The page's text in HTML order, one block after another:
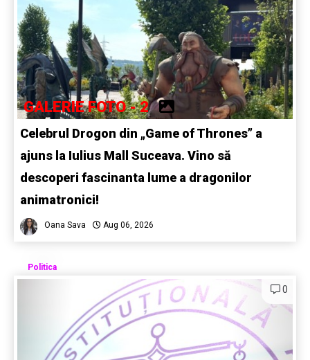
GALERIE FOTO - 2
Celebrul Drogon din „Game of Thrones” a
ajuns la Iulius Mall Suceava. Vino să
descoperi fascinanta lume a dragonilor
animatronici!
Oana Sava Aug 06, 2026
Politica
0